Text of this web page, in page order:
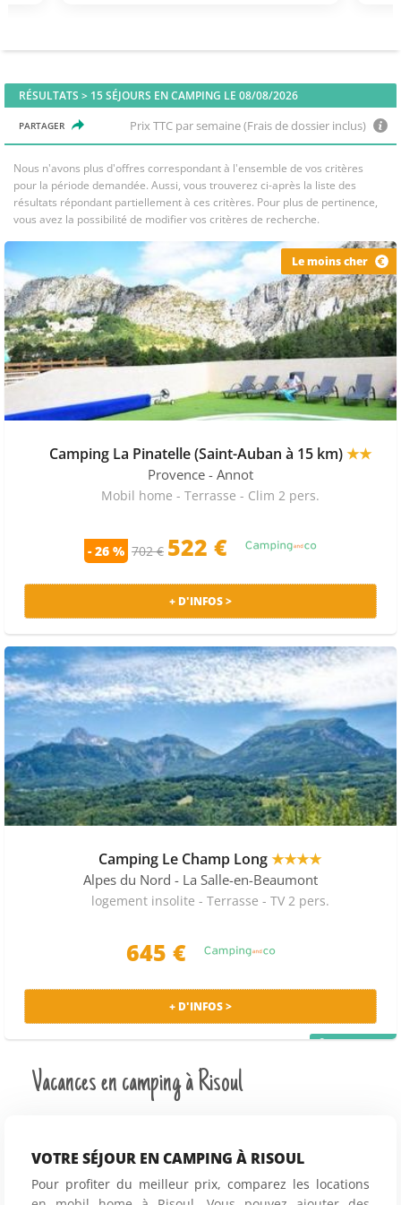
RÉSULTATS > 15SÉJOURS EN CAMPING LE 08/08/2026
PARTAGER Prix TTC par semaine (Frais de dossier inclus)
Nous n'avons plus d'offres correspondant à l'ensemble de vos critères
pour la période demandée. Aussi, vous trouverez ci-après la liste des
résultats répondant partiellement à ces critères. Pour plus de pertinence,
vous avez la possibilité de modifier vos critères de recherche.
Le moins cher
Camping La Pinatelle (Saint-Auban à 15 km)★★
Provence - Annot
Mobil home - Terrasse - Clim 2 pers.
- 26 % 702 € 522 €
+ D'INFOS >
Camping Le Champ Long★★★★
Alpes du Nord - La Salle-en-Beaumont
logement insolite - Terrasse - TV 2 pers.
645 €
+ D'INFOS >
Vacances en camping à Risoul
VOTRE SÉJOUR EN CAMPING À RISOUL
Pour profiter du meilleur prix, comparez les locations